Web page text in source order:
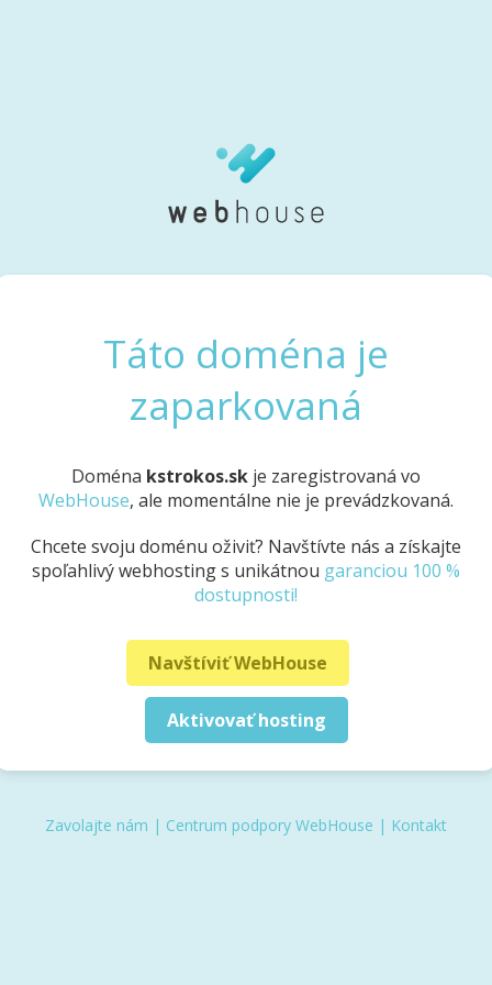
Táto doména je
zaparkovaná
Doména kstrokos.sk je zaregistrovaná vo
WebHouse, ale momentálne nie je prevádzkovaná.
Chcete svoju doménu oživiť? Navštívte nás a získajte
spoľahlivý webhosting s unikátnou garanciou 100 %
dostupnosti!
Navštíviť WebHouse
Aktivovať hosting
Zavolajte nám | Centrum podpory WebHouse | Kontakt